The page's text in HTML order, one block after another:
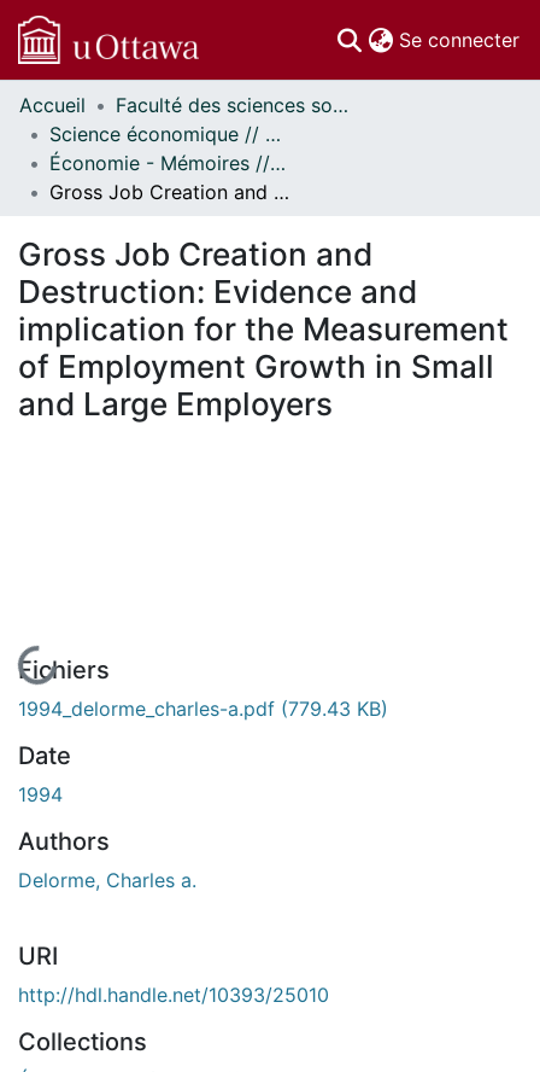
Se connecter
Communautés
et collections
Parcourir
Statistiques
À propos
Accueil
Faculté des sciences sociales // Faculty of Social Sciences
Science économique // Economics
Économie - Mémoires // Economics - Research Papers
Gross Job Creation and Destruction: Evidence and implication for the Measurement of Employment Growth in Small and Large Employers
Gross Job Creation and
Destruction: Evidence and
implication for the Measurement
of Employment Growth in Small
and Large Employers
En cours de chargement...
Fichiers
1994_delorme_charles-a.pdf (779.43 KB)
Date
1994
Authors
Delorme, Charles a.
URI
http://hdl.handle.net/10393/25010
Collections